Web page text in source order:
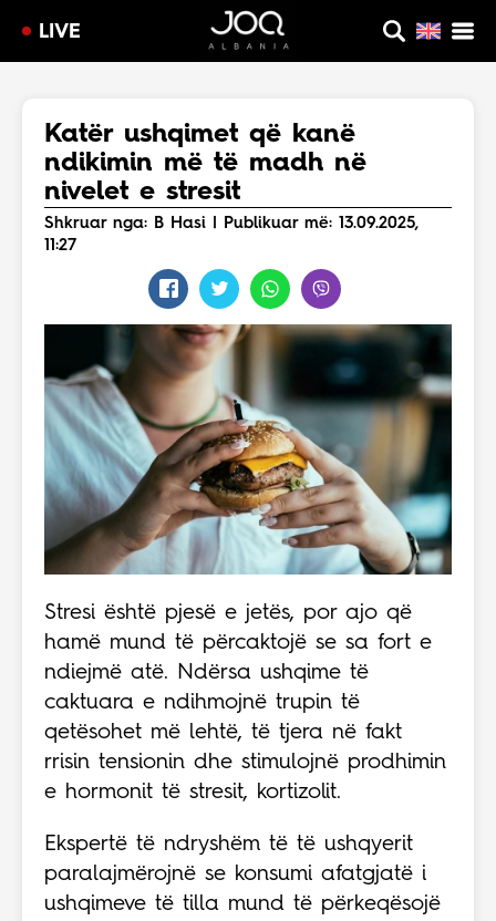
LIVE
Katër ushqimet që kanë
ndikimin më të madh në
nivelet e stresit
Shkruar nga: B Hasi | Publikuar më: 13.09.2025,
11:27
Stresi është pjesë e jetës, por ajo që
hamë mund të përcaktojë se sa fort e
ndiejmë atë. Ndërsa ushqime të
caktuara e ndihmojnë trupin të
qetësohet më lehtë, të tjera në fakt
rrisin tensionin dhe stimulojnë prodhimin
e hormonit të stresit, kortizolit.
Ekspertë të ndryshëm të të ushqyerit
paralajmërojnë se konsumi afatgjatë i
ushqimeve të tilla mund të përkeqësojë